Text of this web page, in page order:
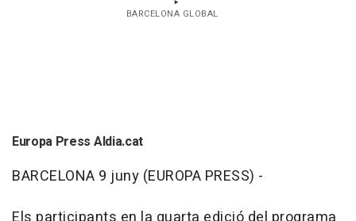
BARCELONA GLOBAL
Europa Press Aldia.cat
BARCELONA 9 juny (EUROPA PRESS) -